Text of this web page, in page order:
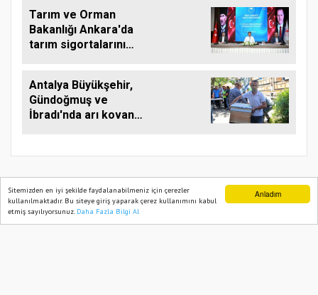
Anladım
Sitemizden en iyi şekilde faydalanabilmeniz için çerezler
kullanılmaktadır. Bu siteye giriş yaparak çerez kullanımını kabul
etmiş sayılıyorsunuz. Daha Fazla Bilgi Al
Tarım ve Orman
Bakanlığı Ankara'da
tarım sigortalarını
Antalya Büyükşehir,
Gündoğmuş ve
İbradı'nda arı kovanı
TARIM PUSULASI
OnemsoftHaber Yazılımı
Ana Sayfa Web TV